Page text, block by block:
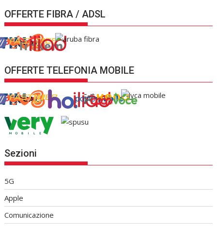
OFFERTE FIBRA / ADSL
OFFERTE TELEFONIA MOBILE
Sezioni
5G
Apple
Comunicazione